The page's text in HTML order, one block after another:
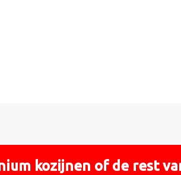
kozijnen of de rest